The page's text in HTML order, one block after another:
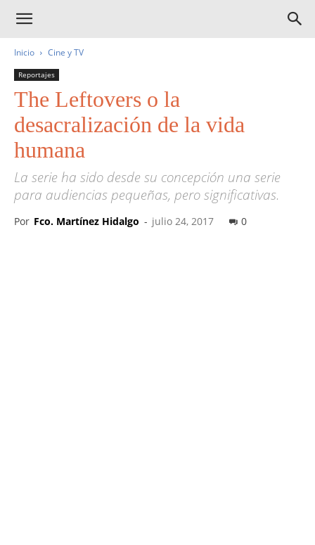
Inicio Cine y TV
Reportajes
The Leftovers o la
desacralización de la vida
humana
La serie ha sido desde su concepción una serie
para audiencias pequeñas, pero significativas.
Por Fco. Martínez Hidalgo - julio 24, 2017 0